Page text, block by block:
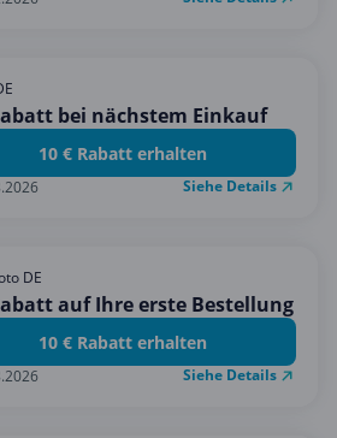
bei nächstem Einkauf
10 € Rabatt erhalten
Siehe Details
DE
auf Ihre erste Bestellung
10 € Rabatt erhalten
Siehe Details